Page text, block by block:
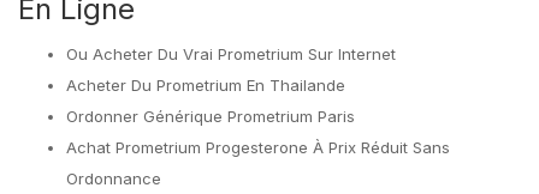
En Ligne
Ou Acheter Du Vrai Prometrium Sur Internet
Acheter Du Prometrium En Thailande
Ordonner Générique Prometrium Paris
Achat Prometrium Progesterone À Prix Réduit Sans
Ordonnance